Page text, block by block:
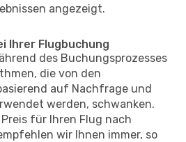
angezeigt.
Ihrer Flugbuchung
des Buchungsprozesses
die von den
auf Nachfrage und
werden, schwanken.
für Ihren Flug nach
wir Ihnen immer, so